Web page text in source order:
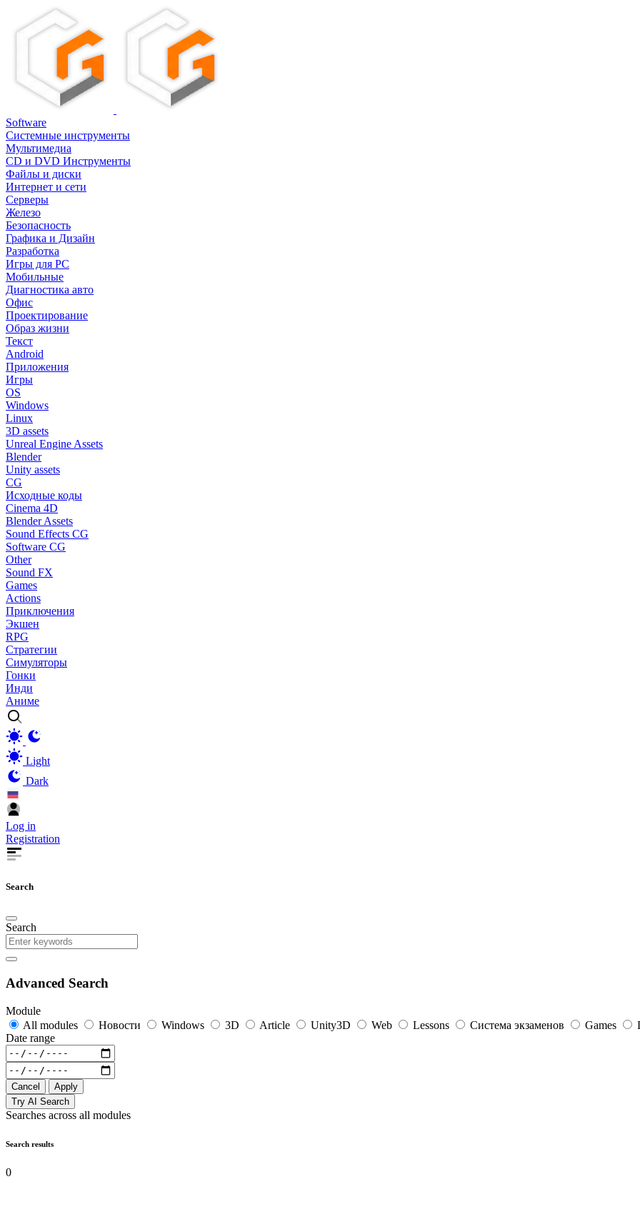
Software
Системные инструменты
Мультимедиа
CD и DVD Инструменты
Файлы и диски
Интернет и сети
Серверы
Железо
Безопасность
Графика и Дизайн
Разработка
Игры для PC
Мобильные
Диагностика авто
Офис
Проектирование
Образ жизни
Текст
Android
Приложения
Игры
OS
Windows
Linux
3D assets
Unreal Engine Assets
Blender
Unity assets
CG
Исходные коды
Cinema 4D
Blender Assets
Sound Effects CG
Software CG
Other
Sound FX
Games
Actions
Приключения
Экшен
RPG
Стратегии
Симуляторы
Гонки
Инди
Аниме
Light
Dark
Log in
Registration
Search
Search
Advanced Search
Module
All modules
Новости Windows 3D Article Unity3D Web Lessons Система экзаменов Games
Date range
Cancel
Apply
Try AI Search
Searches across all modules
Search results
0